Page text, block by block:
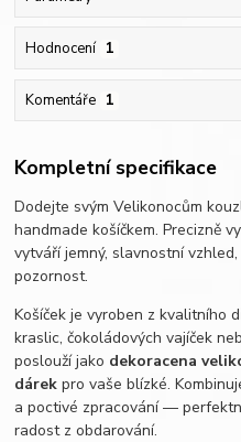
Hodnocení 1
Komentáře 1
Kompletní specifikace
Dodejte svým Velikonocům
handmade košíčkem. Precizně
vytváří jemný, slavnostní
pozornost.
Košíček je vyroben z kvalitního
kraslic, čokoládových vajíček
poslouží jako dekoracena
dárek pro vaše blízké.
a poctivé zpracování —
radost z obdarování.